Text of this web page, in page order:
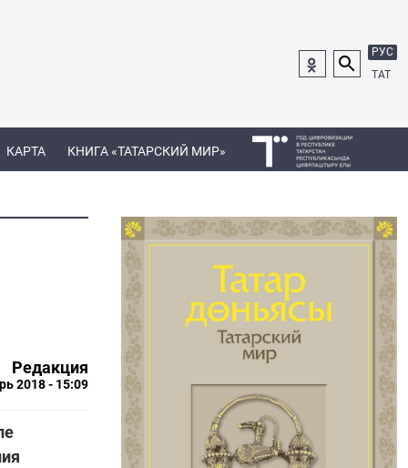
РУС
ТАТ
КАРТА КНИГА «ТАТАРСКИЙ МИР»
Редакция
2018 - 15:09